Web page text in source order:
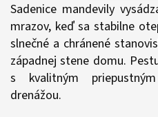
Sadenice mandevily
mrazov, keď sa stabilne
slnečné a chránené
západnej stene domu.
s kvalitným
drenážou.